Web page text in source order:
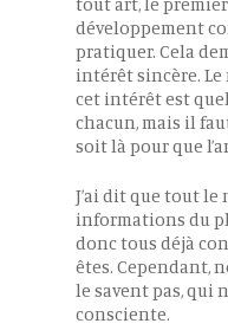
développement
pratiquer. Cela
intérêt sincère. Le
cet intérêt est
chacun, mais il
soit là pour que
J’ai dit que tout le
informations du
donc tous déjà
êtes. Cependant,
le savent pas, qui
consciente.